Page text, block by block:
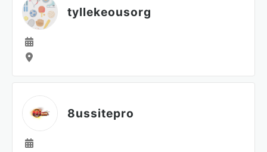
tyllekeousorg
8ussitepro